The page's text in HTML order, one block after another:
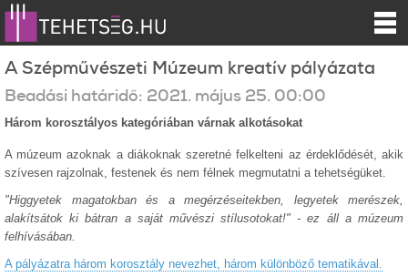
A Szépművészeti Múzeum kreatív pályázata
Beadási határidő: 2021. május 25. 00:00
Három korosztályos kategóriában várnak alkotásokat
A múzeum azoknak a diákoknak szeretné felkelteni az érdeklődését, akik
szívesen rajzolnak, festenek és nem félnek megmutatni a tehetségüket.
"Higgyetek magatokban és a megérzéseitekben, legyetek merészek,
alakítsátok ki bátran a saját művészi stílusotokat!" - ez áll a múzeum
felhívásában.
A pályázatra három korosztály nevezhet, három különböző tematikával.